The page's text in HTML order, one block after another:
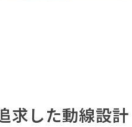
求した動線設計